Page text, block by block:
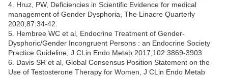
4. Hruz, PW, Deficiencies in Scientific Evidence for medical
management of Gender Dysphoria, The Linacre Quarterly
2020;87:34-42.
5. Hembree WC et al, Endocrine Treatment of Gender-
Dysphoric/Gender Incongruent Persons : an Endocrine Society
Practice Guideline, J CLin Endo Metab 2017;102:3869-3903
6. Davis SR et al, Global Consensus Position Statement on the
Use of Testosterone Therapy for Women, J CLin Endo Metab